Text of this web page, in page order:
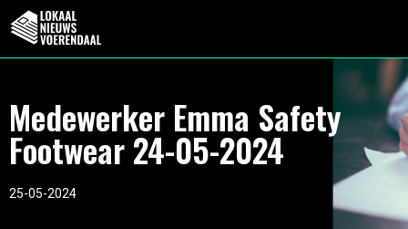
Medewerker Emma Safety
Footwear 24-05-2024
25-05-2024